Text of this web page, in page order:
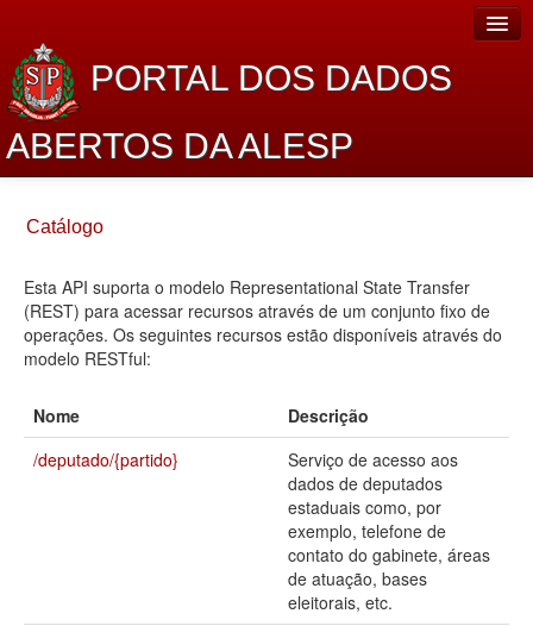
PORTAL DOS DADOS
ABERTOS DA ALESP
Sobre o projeto
Dados Abertos Alesp
Lei de Acesso à Informação
Planejamento
Catálogo de dados
Catálogo
Esta API suporta o modelo Representational State Transfer
(REST) para acessar recursos através de um conjunto fixo de
operações. Os seguintes recursos estão disponíveis através do
modelo RESTful:
Nome
Descrição
/deputado/{partido}
Serviço de acesso aos
dados de deputados
estaduais como, por
exemplo, telefone de
contato do gabinete, áreas
de atuação, bases
eleitorais, etc.